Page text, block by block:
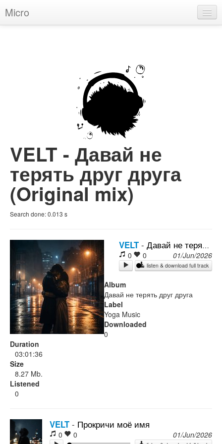
Micro
Breaks
Chill
More Genres
Pop
Rock
VELT - Давай не
терять друг друга
(Original mix)
Search done:0.013 s
VELT - Давай не терять друг друга
0 0 01/Jun/2026
listen & download full track
Album
Давай не терять друг друга
Label
Yoga Music
Downloaded
0
Duration
03:01:36
Size
8.27 Mb.
Listened
0
VELT - Прокричи моё имя
0 0 01/Jun/2026